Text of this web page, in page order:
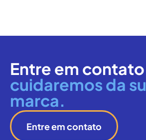
Entre em
cuidaremos da
marca.
Entre em contato